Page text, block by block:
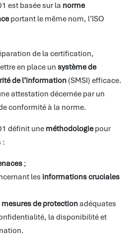
est basée sur la norme
portant le même nom, l’ISO
de la certification,
en place un système de
de l’information (SMSI) efficace.
attestation décernée par un
conformité à la norme.
définit une méthodologiepour
:
;
les informations cruciales
mesures de protectionadéquates
la disponibilité et